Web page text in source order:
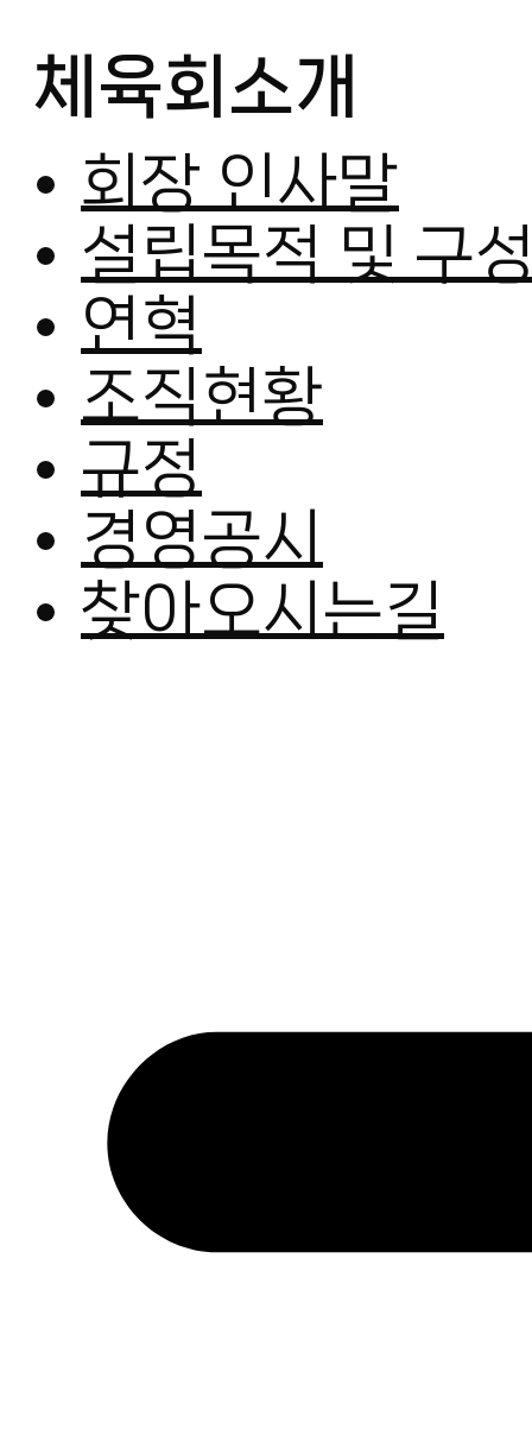
체육회소개
회장 인사말
설립목적 및 구
연혁
조직현황
규정
경영공시
찾아오시는길